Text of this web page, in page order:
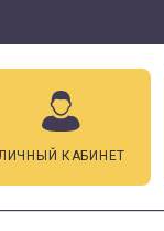
КАБИНЕТ